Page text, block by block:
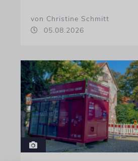
von Christine Schmitt
05.08.2026